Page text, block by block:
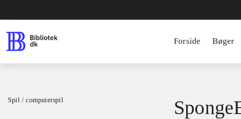
Forside Bøger
Spil / computerspil